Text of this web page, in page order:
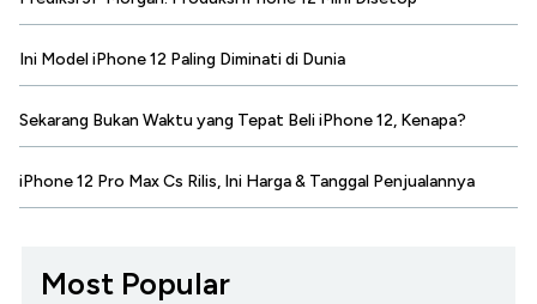
Ini Model iPhone 12 Paling Diminati di Dunia
Sekarang Bukan Waktu yang Tepat Beli iPhone 12, Kenapa?
iPhone 12 Pro Max Cs Rilis, Ini Harga & Tanggal Penjualannya
Most Popular